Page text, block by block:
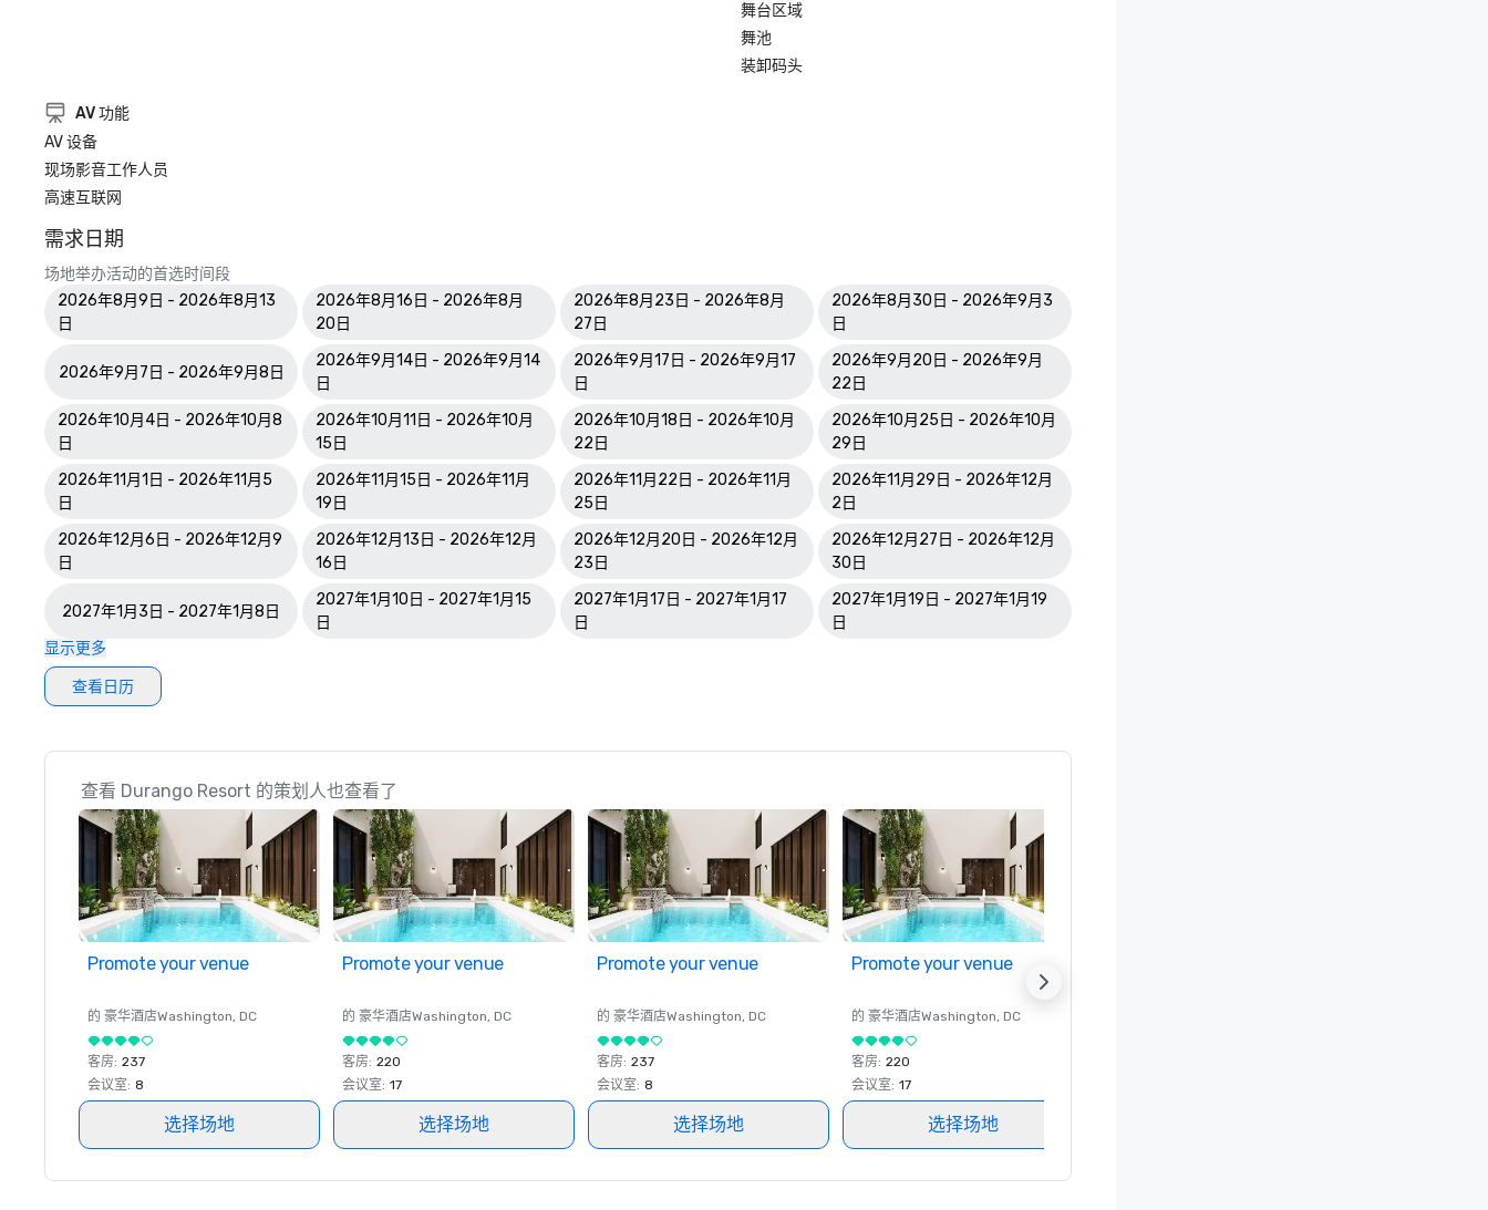
舞台区域
舞池
装卸码头
AV 功能
AV 设备
现场影音工作人员
高速互联网
需求日期
场地举办活动的首选时间段
2026年8月9日 - 2026年8月13
日
2026年8月16日 - 2026年8月
20日
2026年8月23日 - 2026年8月
27日
2026年8月30日 - 2026年9月3
日
2026年9月7日 - 2026年9月8日
2026年9月14日 - 2026年9月14
日
2026年9月17日 - 2026年9月17
日
2026年9月20日 - 2026年9月
22日
2026年10月4日 - 2026年10月8
日
2026年10月11日 - 2026年10月
15日
2026年10月18日 - 2026年10月
22日
2026年10月25日 - 2026年10月
29日
2026年11月1日 - 2026年11月5
日
2026年11月15日 - 2026年11月
19日
2026年11月22日 - 2026年11月
25日
2026年11月29日 - 2026年12月
2日
2026年12月6日 - 2026年12月9
日
2026年12月13日 - 2026年12月
16日
2026年12月20日 - 2026年12月
23日
2026年12月27日 - 2026年12月
30日
2027年1月3日 - 2027年1月8日
2027年1月10日 - 2027年1月15
日
2027年1月17日 - 2027年1月17
日
2027年1月19日 - 2027年1月19
日
显示更多
查看日历
查看 Durango Resort 的策划人也查看了
Promote your venue
的 豪华酒店Washington, DC
客房: 237
会议室: 8
选择场地
Promote your venue
的 豪华酒店Washington, DC
客房: 220
会议室: 17
选择场地
Promote your venue
的 豪华酒店Washington, DC
客房: 237
会议室: 8
选择场地
Promote your venue
的 豪华酒店Washington, DC
客房: 220
会议室: 17
选择场地